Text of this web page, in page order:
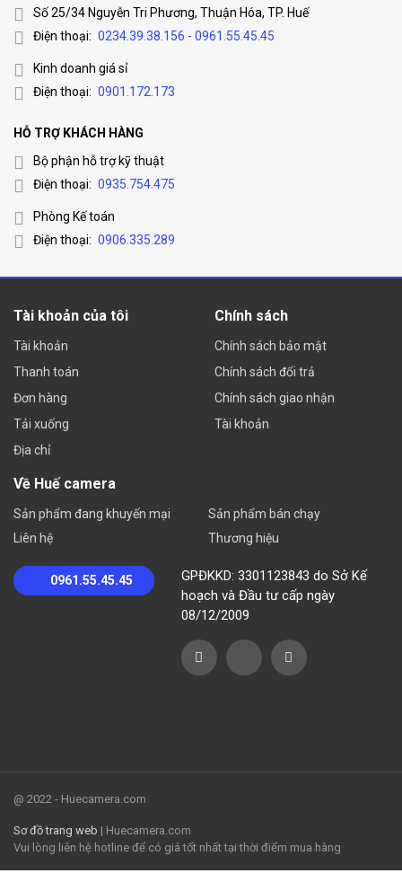
Số 25/34 Nguyễn Tri Phương, Thuận Hóa, TP. Huế
Điện thoại: 0234.39.38.156 - 0961.55.45.45
Kinh doanh giá sỉ
Điện thoại: 0901.172.173
HỖ TRỢ KHÁCH HÀNG
Bộ phận hỗ trợ kỹ thuật
Điện thoại: 0935.754.475
Phòng Kế toán
Điện thoại: 0906.335.289
Tài khoản của tôi
Tài khoản
Thanh toán
Đơn hàng
Tải xuống
Địa chỉ
Chính sách
Chính sách bảo mật
Chính sách đổi trả
Chính sách giao nhận
Tài khoản
Về Huế camera
Sản phẩm đang khuyến mại
Liên hệ
Sản phẩm bán chạy
Thương hiệu
0961.55.45.45
GPĐKKD: 3301123843 do Sở Kế
hoạch và Đầu tư cấp ngày
08/12/2009
@ 2022 - Huecamera.com
Sơ đồ trang web | Huecamera.com
Vui lòng liên hệ hotline để có giá tốt nhất tại thời điểm mua hàng